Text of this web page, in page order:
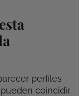
perfiles
coincidir.